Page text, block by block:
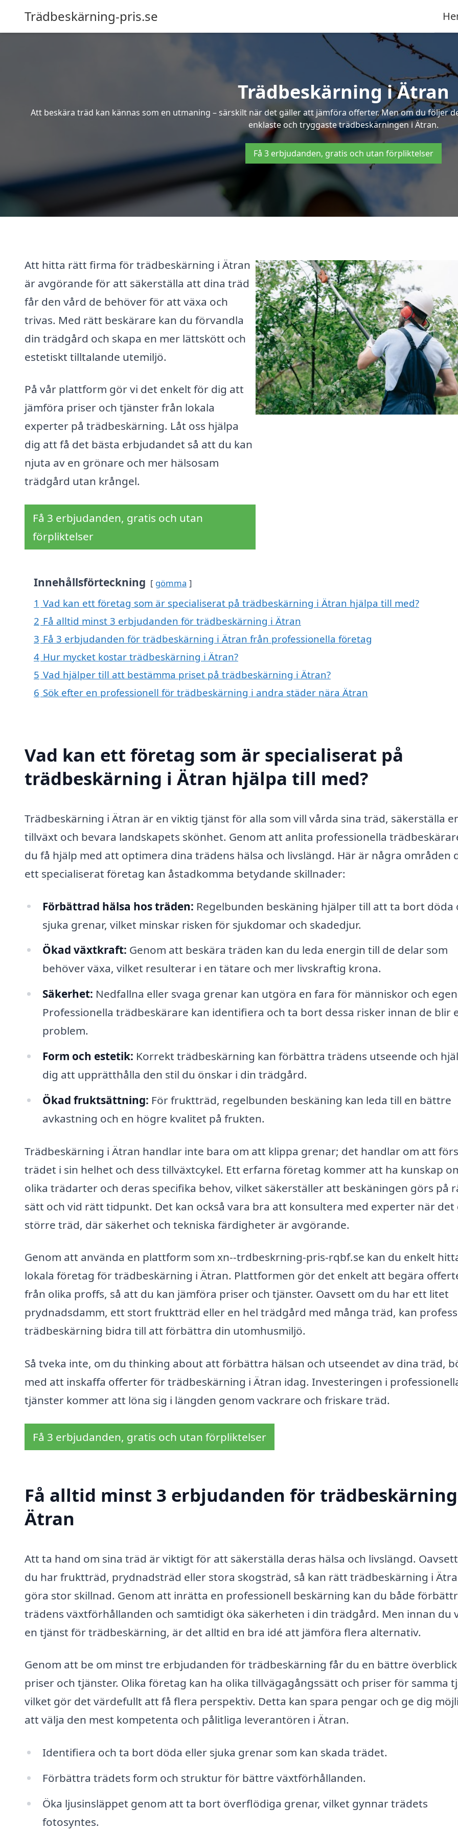
Trädbeskärning-pris.se
Trädbeskärning i Ätran
Att beskära träd kan kännas som en utmaning – särskilt när det gäller att jämföra offerter. Men om du följer
enklaste och tryggaste trädbeskärningen i Ätran.
Få 3 erbjudanden, gratis och utan förpliktelser
Att hitta rätt firma för trädbeskärning i Ätran
är avgörande för att säkerställa att dina träd
får den vård de behöver för att växa och
trivas. Med rätt beskärare kan du förvandla
din trädgård och skapa en mer lättskött och
estetiskt tilltalande utemiljö.
På vår plattform gör vi det enkelt för dig att
jämföra priser och tjänster från lokala
experter på trädbeskärning. Låt oss hjälpa
dig att få det bästa erbjudandet så att du kan
njuta av en grönare och mer hälsosam
trädgård utan krångel.
Få 3 erbjudanden, gratis och utan
förpliktelser
Innehållsförteckning gömma
1 Vad kan ett företag som är specialiserat på trädbeskärning i Ätran hjälpa till med?
2 Få alltid minst 3 erbjudanden för trädbeskärning i Ätran
3 Få 3 erbjudanden för trädbeskärning i Ätran från professionella företag
4 Hur mycket kostar trädbeskärning i Ätran?
5 Vad hjälper till att bestämma priset på trädbeskärning i Ätran?
6 Sök efter en professionell för trädbeskärning i andra städer nära Ätran
Vad kan ett företag som är specialiserat på
trädbeskärning i Ätran hjälpa till med?
Trädbeskärning i Ätran är en viktig tjänst för alla som vill vårda sina träd, säkerställa
tillväxt och bevara landskapets skönhet. Genom att anlita professionella
du få hjälp med att optimera dina trädens hälsa och livslängd. Här är några områden
ett specialiserat företag kan åstadkomma betydande skillnader:
Förbättrad hälsa hos träden: Regelbunden beskäning hjälper till att ta bort döda
sjuka grenar, vilket minskar risken för sjukdomar och skadedjur.
Ökad växtkraft: Genom att beskära träden kan du leda energin till de delar som
behöver växa, vilket resulterar i en tätare och mer livskraftig krona.
Säkerhet: Nedfallna eller svaga grenar kan utgöra en fara för människor och
Professionella trädbeskärare kan identifiera och ta bort dessa risker innan de blir
problem.
Form och estetik: Korrekt trädbeskärning kan förbättra trädens utseende och
dig att upprätthålla den stil du önskar i din trädgård.
Ökad fruktsättning: För fruktträd, regelbunden beskäning kan leda till en bättre
avkastning och en högre kvalitet på frukten.
Trädbeskärning i Ätran handlar inte bara om att klippa grenar; det handlar om att
trädet i sin helhet och dess tillväxtcykel. Ett erfarna företag kommer att ha kunskap
olika trädarter och deras specifika behov, vilket säkerställer att beskäningen görs på
sätt och vid rätt tidpunkt. Det kan också vara bra att konsultera med experter när det
större träd, där säkerhet och tekniska färdigheter är avgörande.
Genom att använda en plattform som xn--trdbeskrning-pris-rqbf.se kan du enkelt
lokala företag för trädbeskärning i Ätran. Plattformen gör det enkelt att begära
från olika proffs, så att du kan jämföra priser och tjänster. Oavsett om du har ett litet
prydnadsdamm, ett stort fruktträd eller en hel trädgård med många träd, kan
trädbeskärning bidra till att förbättra din utomhusmiljö.
Så tveka inte, om du thinking about att förbättra hälsan och utseendet av dina träd,
med att inskaffa offerter för trädbeskärning i Ätran idag. Investeringen i
tjänster kommer att löna sig i längden genom vackrare och friskare träd.
Få 3 erbjudanden, gratis och utan förpliktelser
Få alltid minst 3 erbjudanden för
Ätran
Att ta hand om sina träd är viktigt för att säkerställa deras hälsa och livslängd.
du har fruktträd, prydnadsträd eller stora skogsträd, så kan rätt trädbeskärning i
göra stor skillnad. Genom att inrätta en professionell beskärning kan du både
trädens växtförhållanden och samtidigt öka säkerheten i din trädgård. Men innan du
en tjänst för trädbeskärning, är det alltid en bra idé att jämföra flera alternativ.
Genom att be om minst tre erbjudanden för trädbeskärning får du en bättre
priser och tjänster. Olika företag kan ha olika tillvägagångssätt och priser för samma
vilket gör det värdefullt att få flera perspektiv. Detta kan spara pengar och ge dig
att välja den mest kompetenta och pålitliga leverantören i Ätran.
Identifiera och ta bort döda eller sjuka grenar som kan skada trädet.
Förbättra trädets form och struktur för bättre växtförhållanden.
Öka ljusinsläppet genom att ta bort överflödiga grenar, vilket gynnar trädets
fotosyntes.